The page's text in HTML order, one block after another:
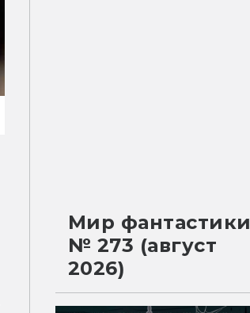
Мир фантастики
№ 273 (август
2026)